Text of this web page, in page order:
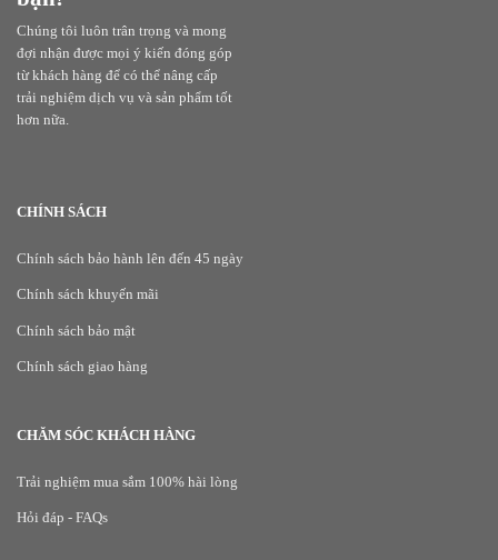
Chúng tôi luôn trân trọng và mong
đợi nhận được mọi ý kiến đóng góp
từ khách hàng để có thể nâng cấp
trải nghiệm dịch vụ và sản phẩm tốt
hơn nữa.
CHÍNH SÁCH
Chính sách bảo hành lên đến 45 ngày
Chính sách khuyến mãi
Chính sách bảo mật
Chính sách giao hàng
CHĂM SÓC KHÁCH HÀNG
Trải nghiệm mua sắm 100% hài lòng
Hỏi đáp - FAQs